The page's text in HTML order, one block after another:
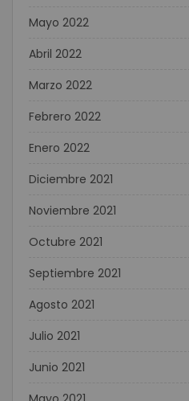
Mayo 2022
Abril 2022
Marzo 2022
Febrero 2022
Enero 2022
Diciembre 2021
Noviembre 2021
Octubre 2021
Septiembre 2021
Agosto 2021
Julio 2021
Junio 2021